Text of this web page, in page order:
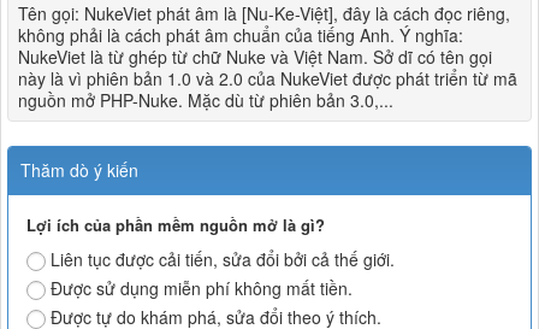
Tên gọi: NukeViet phát âm là [Nu-Ke-Việt], đây là cách đọc riêng,
không phải là cách phát âm chuẩn của tiếng Anh. Ý nghĩa:
NukeViet là từ ghép từ chữ Nuke và Việt Nam. Sở dĩ có tên gọi
này là vì phiên bản 1.0 và 2.0 của NukeViet được phát triển từ mã
nguồn mở PHP-Nuke. Mặc dù từ phiên bản 3.0,...
Thăm dò ý kiến
Lợi ích của phần mềm nguồn mở là gì?
Liên tục được cải tiến, sửa đổi bởi cả thế giới.
Được sử dụng miễn phí không mất tiền.
Được tự do khám phá, sửa đổi theo ý thích.